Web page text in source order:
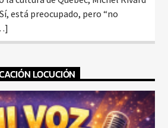
está preocupado, pero “no
LOCUCIÓN